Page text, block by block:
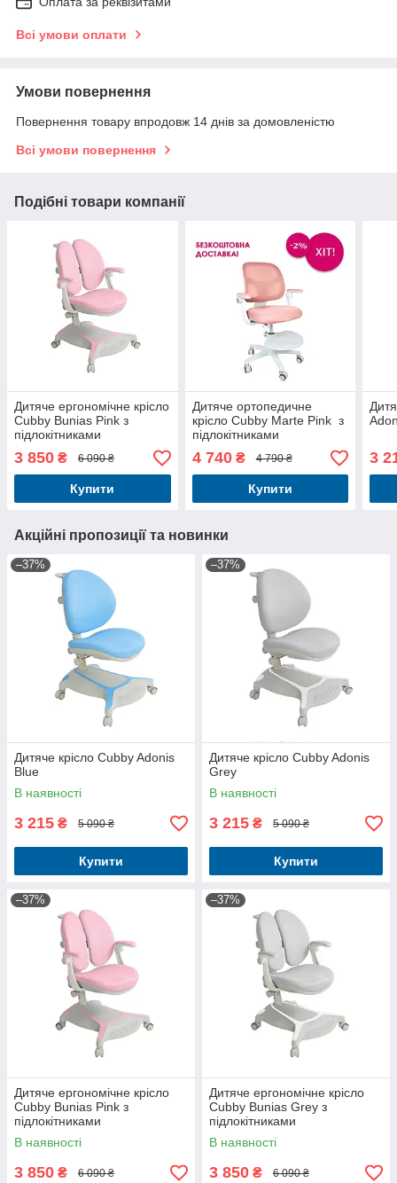
Всі умови оплати
Умови повернення
Повернення товару впродовж 14 днів за домовленістю
Всі умови повернення
Подібні товари компанії
Дитяче ергономічне крісло
Cubby Bunias Pink з
підлокітниками
3 850 ₴ 6 090 ₴
Купити
Дитяче ортопедичне
крісло Cubby Marte Pink з
підлокітниками
4 740₴ 4 790 ₴
Купити
3
Акційні пропозиції та новинки
–37%
Дитяче крісло Cubby Adonis
Blue
В наявності
3 215 ₴ 5 090 ₴
Купити
–37%
Дитяче крісло Cubby Adonis
Grey
В наявності
3 215 ₴ 5 090 ₴
Купити
–37%
Дитяче ергономічне крісло
Cubby Bunias Pink з
підлокітниками
В наявності
3 850 ₴ 6 090 ₴
–37%
Дитяче ергономічне крісло
Cubby Bunias Grey з
підлокітниками
В наявності
3 850 ₴ 6 090 ₴